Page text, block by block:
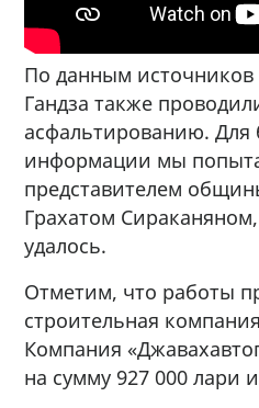
По данным источников
Гандза также
асфальтированию. Для
информации мы
представителем
Грахатом
удалось.
Отметим, что работы
строительная
Компания
на сумму 927 000 лари